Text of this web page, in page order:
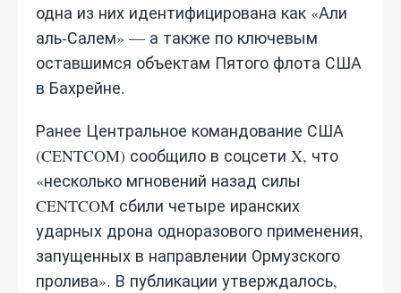
одна из них идентифицирована как «Али
аль‑Салем» — а также по ключевым
оставшимся объектам Пятого флота США
в Бахрейне.
Ранее Центральное командование США
(CENTCOM) сообщило в соцсети X, что
«несколько мгновений назад силы
CENTCOM сбили четыре иранских
ударных дрона одноразового применения,
запущенных в направлении Ормузского
пролива». В публикации утверждалось,